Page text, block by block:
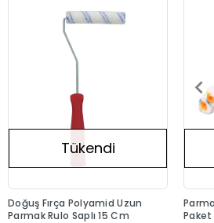
Tükendi
Doğuş Fırça Polyamid Uzun
Parmak Rulo Saplı 15 Cm
Paket